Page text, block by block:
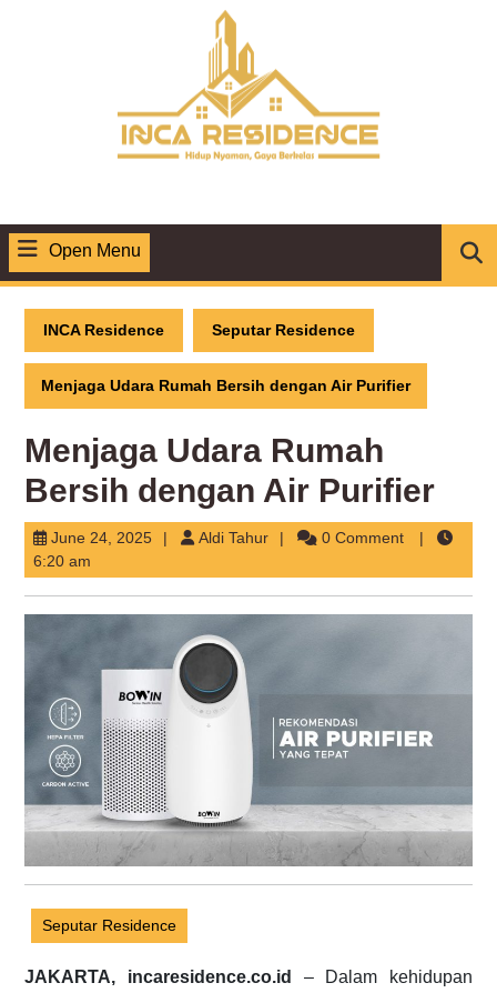
Open Menu
Menu
INCA Residence Seputar Residence
Menjaga Udara Rumah Bersih dengan Air Purifier
Menjaga Udara Rumah
Bersih dengan Air Purifier
June 24, 2025June
2025
Aldi TahurAldi
0 Comment
6:20 am
Seputar Residence
JAKARTA, incaresidence.co.id
– Dalam kehidupan